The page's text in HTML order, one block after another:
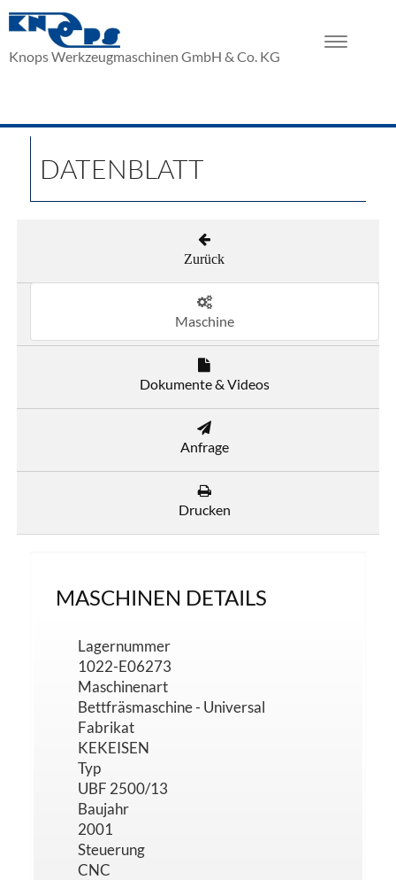
Knops Werkzeugmaschinen GmbH & Co. KG
Toggle
DATENBLATT
Zurück
Maschine
Dokumente & Videos
Anfrage
Drucken
MASCHINEN DETAILS
Lagernummer
1022-E06273
Maschinenart
Bettfräsmaschine - Universal
Fabrikat
KEKEISEN
Typ
UBF 2500/13
Baujahr
2001
Steuerung
CNC